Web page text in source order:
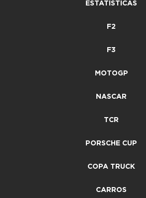
ESTATÍSTICAS
F2
F3
MOTOGP
NASCAR
TCR
PORSCHE CUP
COPA TRUCK
CARROS